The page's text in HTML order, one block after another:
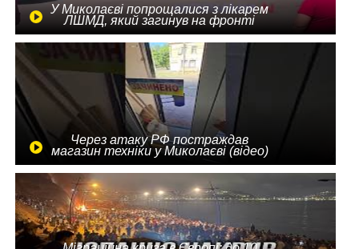
У Миколаєві попрощалися з лікарем
ЛШМД, який загинув на фронті
Через атаку РФ постраждав
магазин техніки у Миколаєві (відео)